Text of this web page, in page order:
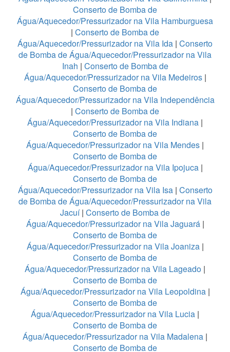
Conserto de Bomba de
Água/Aquecedor/Pressurizador na Vila Hamburguesa
| Conserto de Bomba de
Água/Aquecedor/Pressurizador na Vila Ida | Conserto
de Bomba de Água/Aquecedor/Pressurizador na Vila
Inah | Conserto de Bomba de
Água/Aquecedor/Pressurizador na Vila Medeiros|
Conserto de Bomba de
Água/Aquecedor/Pressurizador na Vila Independência
| Conserto de Bomba de
Água/Aquecedor/Pressurizador na Vila Indiana |
Conserto de Bomba de
Água/Aquecedor/Pressurizador na Vila Mendes |
Conserto de Bomba de
Água/Aquecedor/Pressurizador na Vila Ipojuca|
Conserto de Bomba de
Água/Aquecedor/Pressurizador na Vila Isa| Conserto
de Bomba de Água/Aquecedor/Pressurizador na Vila
Jacuí| Conserto de Bomba de
Água/Aquecedor/Pressurizador na Vila Jaguará|
Conserto de Bomba de
Água/Aquecedor/Pressurizador na Vila Joaniza|
Conserto de Bomba de
Água/Aquecedor/Pressurizador na Vila Lageado |
Conserto de Bomba de
Água/Aquecedor/Pressurizador na Vila Leopoldina|
Conserto de Bomba de
Água/Aquecedor/Pressurizador na Vila Lucia |
Conserto de Bomba de
Água/Aquecedor/Pressurizador na Vila Madalena |
Conserto de Bomba de